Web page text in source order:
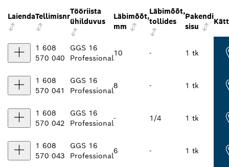
LaiendaTellimisnr
Tööriista
ühilduvus
Läbimõõt,
mm
Läbimõõt,
tollides
Pakendi
sisu
1 608
570 040
GGS 16
Professional
10 - 1 tk
1 608
570 041
GGS 16
Professional
8 - 1 tk
1 608
570 042
GGS 16
Professional
- 1/4 1 tk
1 608
570 043
GGS 16
Professional
6 - 1 tk